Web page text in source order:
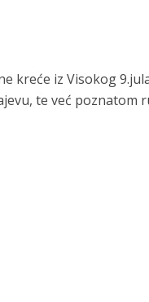
kreće iz Visokog
te već poznatom